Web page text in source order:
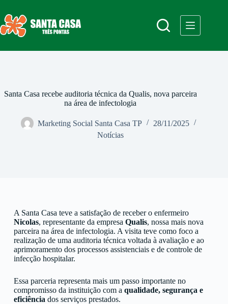
Santa Casa recebe auditoria técnica da Qualis, nova parceira
na área de infectologia
Marketing Social Santa Casa TP
28/11/2025
Notícias
A Santa Casa teve a satisfação de receber o enfermeiro
Nicolas, representante da empresa Qualis, nossa mais nova
parceira na área de infectologia. A visita teve como foco a
realização de uma auditoria técnica voltada à avaliação e ao
aprimoramento dos processos assistenciais e de controle de
infecção hospitalar.
Essa parceria representa mais um passo importante no
compromisso da instituição com a qualidade, segurança e
eficiência dos serviços prestados.